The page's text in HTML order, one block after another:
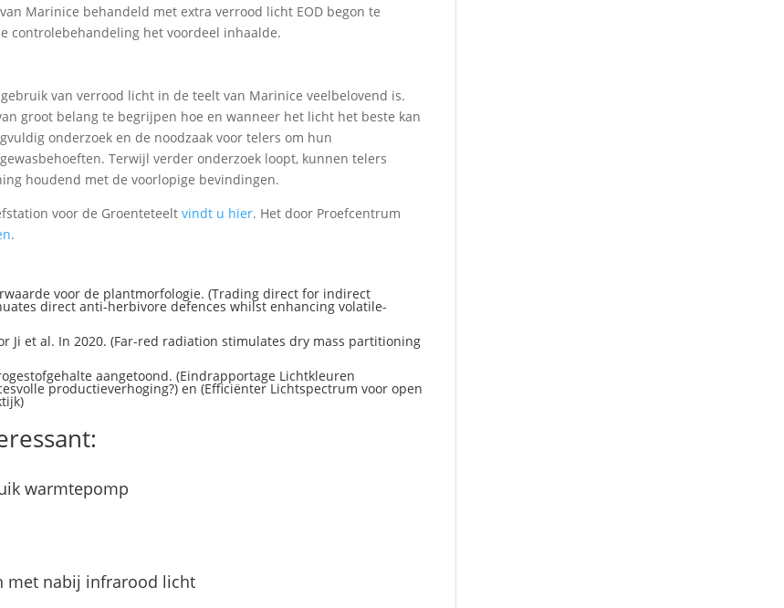
Marinice behandeld met extra verrood licht EOD begon te
controlebehandeling het voordeel inhaalde.
van verrood licht in de teelt van Marinice veelbelovend is.
groot belang te begrijpen hoe en wanneer het licht het beste kan
onderzoek en de noodzaak voor telers om hun
Terwijl verder onderzoek loopt, kunnen telers
houdend met de voorlopige bevindingen.
voor de Groenteteeltvindt u hier. Het door Proefcentrum
.
voor de plantmorfologie. (Trading direct for indirect
direct anti-herbivore defences whilst enhancing volatile-
Ji et al. In 2020. (Far-red radiation stimulates dry mass partitioning
aangetoond. (Eindrapportage Lichtkleuren
productieverhoging?) en (Efficiënter Lichtspectrum voor open
warmtepomp
met nabij infrarood licht